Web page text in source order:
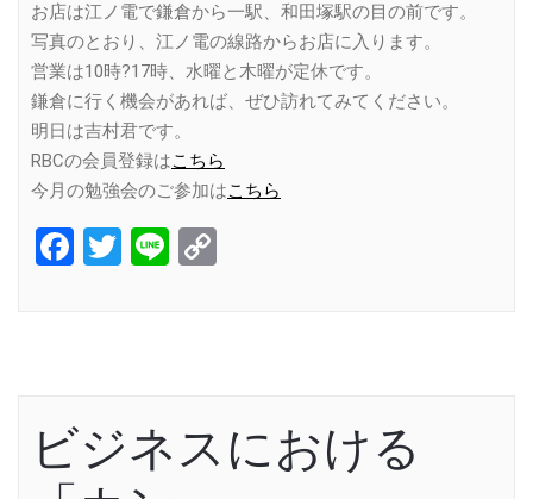
お店は江ノ電で鎌倉から一駅、和田塚駅の目の前です。
写真のとおり、江ノ電の線路からお店に入ります。
営業は10時?17時、水曜と木曜が定休です。
鎌倉に行く機会があれば、ぜひ訪れてみてください。
明日は吉村君です。
RBCの会員登録はこちら
今月の勉強会のご参加はこちら
Facebook
Twitter
Line
ビジネスにおける